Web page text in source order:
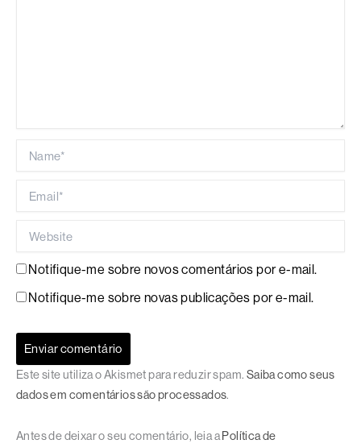
Notifique-me sobre novos comentários por e-mail.
Notifique-me sobre novas publicações por e-mail.
Este site utiliza o Akismet para reduzir spam. Saiba como seus
dados em comentários são processados.
Antes de deixar o seu comentário, leia a Política de